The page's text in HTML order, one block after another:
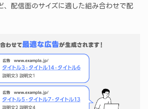
、配信面のサイズに適した組み合わせで配